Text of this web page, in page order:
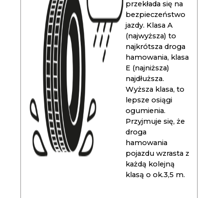
przekłada się na
bezpieczeństwo
jazdy. Klasa A
(najwyższa) to
najkrótsza droga
hamowania, klasa
E (najniższa)
najdłuższa.
Wyższa klasa, to
lepsze osiągi
ogumienia.
Przyjmuje się, że
droga
hamowania
pojazdu wzrasta z
każdą kolejną
klasą o ok.3,5 m.